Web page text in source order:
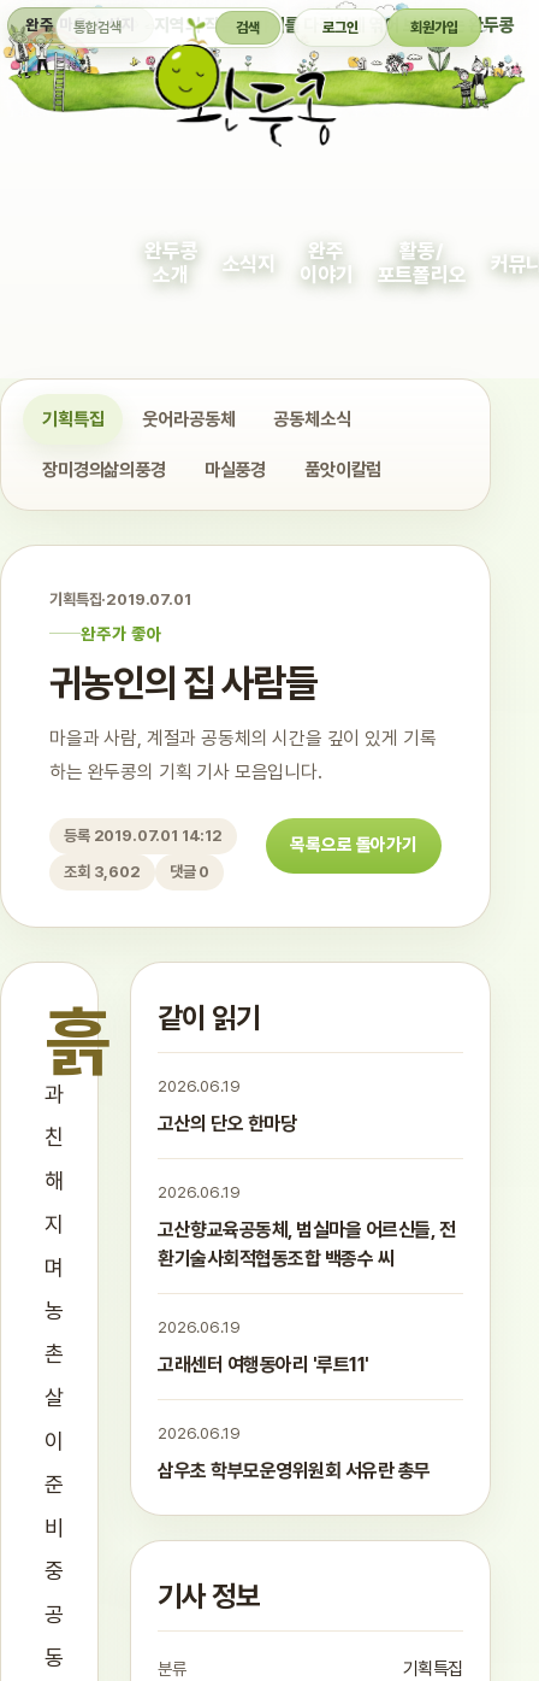
완주 마을 소식지 지역의 작은 이야기를 다정하게 엮어 보여주는 완두콩
통합검색 검색 로그인 회원가입
완두콩
소개
소식지
완주
이야기
활동/
포트폴리오
커뮤
기획특집 웃어라공동체 공동체소식
장미경의삶의풍경 마실풍경 품앗이칼럼
기획특집·2019.07.01
완주가 좋아
귀농인의 집 사람들
마을과 사람, 계절과 공동체의 시간을 깊이 있게 기록
하는 완두콩의 기획 기사 모음입니다.
등록 2019.07.01 14:12
조회 3,602
댓글 0
목록으로 돌아가기
흙
과
친
해
지
며
농
촌
살
이
준
비
중
공
동
같이 읽기
2026.06.19
고산의 단오 한마당
2026.06.19
고산향교육공동체, 범실마을 어르신들, 전
환기술사회적협동조합 백종수 씨
2026.06.19
고래센터 여행동아리 '루트11'
2026.06.19
삼우초 학부모운영위원회 서유란 총무
기사 정보
분류 기획특집